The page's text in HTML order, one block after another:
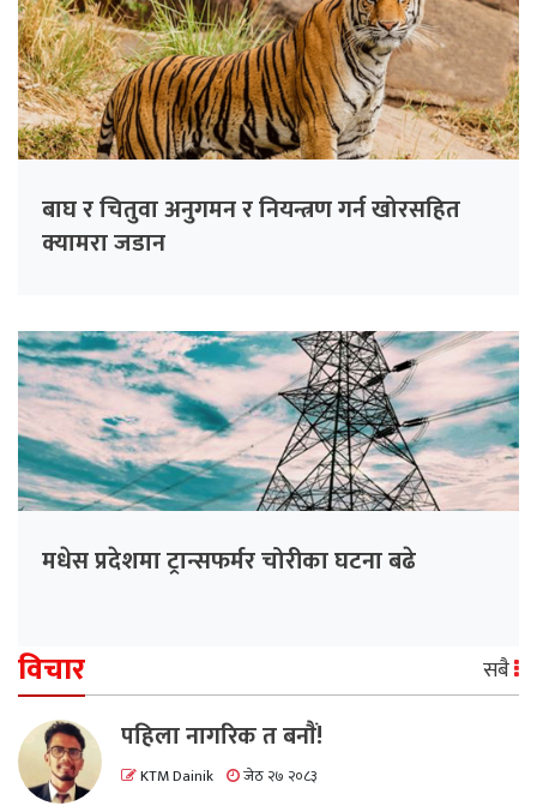
बाघ र चितुवा अनुगमन र नियन्त्रण गर्न खोरसहित
क्यामरा जडान
मधेस प्रदेशमा ट्रान्सफर्मर चोरीका घटना बढे
विचार सबै
पहिला नागरिक त बनाैं!
KTM Dainik जेठ २७ २०८३